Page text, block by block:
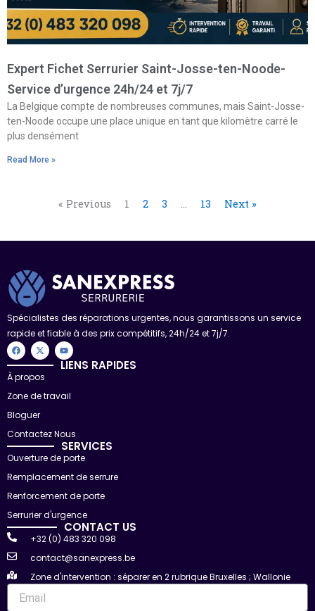
Expert Fichet Serrurier Saint-Josse-ten-Noode-
Service d’urgence 24h/24 et 7j/7
La Belgique compte de nombreuses communes, mais Saint-Josse-
ten-Noode occupe une place unique en tant que kilomètre carré le
plus densément
Read More »
« Previous 1 2 3 … 13 Next »
Spécialistes des réparations urgentes, nous garantissons un service
rapide et fiable à des prix compétitifs, 24h/24 et 7j/7.
F
a
c
b
o
X
-
t
i
t
r
Y
o
u
t
e
LIENS RAPIDES
À propos
Zone de travail
Bloguer
Contactez Nous
SERVICES
Ouverture de porte
Remplacement de serrure
Renforcement de porte
Serrurier d'urgence
CONTACT US
+32 (0) 483 320 098
contact@sanexpress.be
Zone d'intervention : séparer en 2 rubrique Bruxelles ; Wallonie